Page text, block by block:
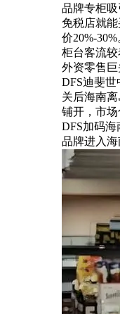
品牌专柜
免税店就
价20%-
柜台客流较
外资零售巨
DFS迪斐
关后海南
铺开，市场
DFS加码
品牌进入海